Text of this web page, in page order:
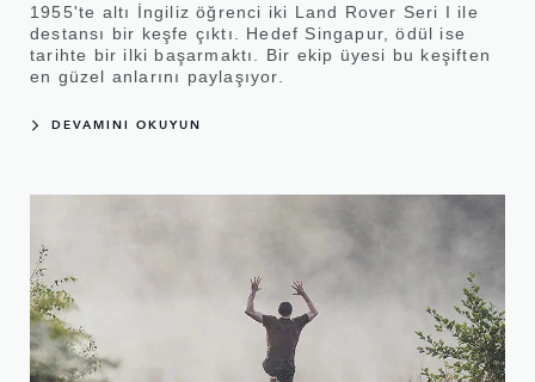
1955'te altı İngiliz öğrenci iki Land Rover Seri I ile
destansı bir keşfe çıktı. Hedef Singapur, ödül ise
tarihte bir ilki başarmaktı. Bir ekip üyesi bu keşiften
en güzel anlarını paylaşıyor.
DEVAMINI OKUYUN